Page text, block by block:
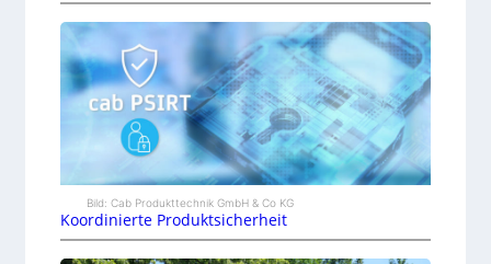
Bild: Cab Produkttechnik GmbH & Co KG
Koordinierte Produktsicherheit